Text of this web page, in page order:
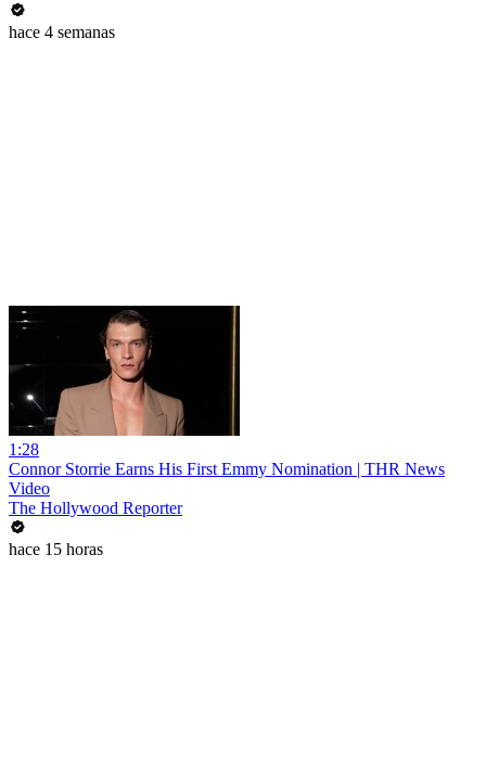
hace 4 semanas
1:28
Connor Storrie Earns His First Emmy Nomination | THR News
Video
The Hollywood Reporter
hace 15 horas